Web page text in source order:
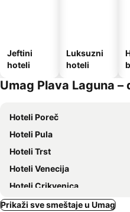
Jeftini
hoteli
Luksuzni
hoteli
Umag Plava Laguna
Hoteli Poreč
Hoteli Pula
Hoteli Trst
Hoteli Venecija
Hoteli Crikvenica
Prikaži sve smeštaje u Umag